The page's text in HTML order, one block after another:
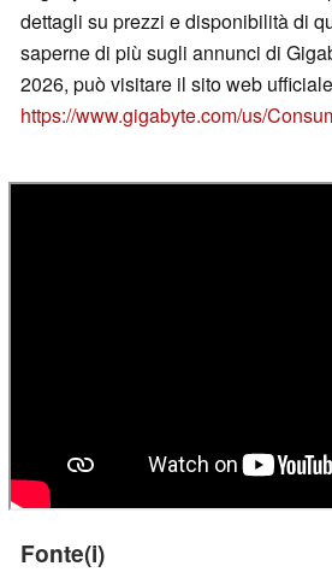
dettagli su prezzi e disponibilità di
saperne di più sugli annunci di
2026, può visitare il sito web ufficiale
https://www.gigabyte.com/us/
Fonte(i)